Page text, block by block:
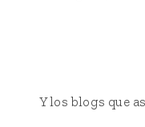
Y los blogs que